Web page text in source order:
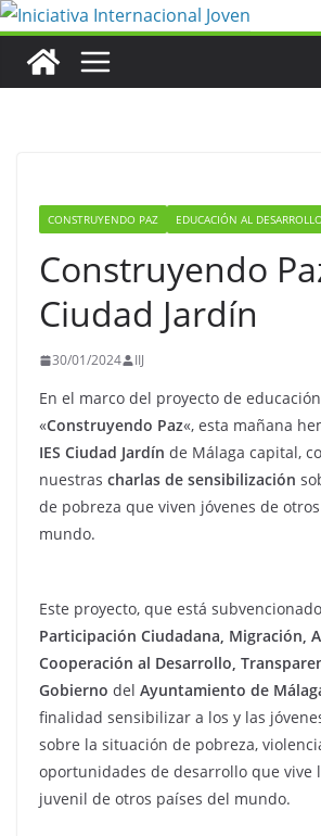
Saltar
contenido
CONSTRUYENDO PAZ EDUCACIÓN AL
Construyendo
Ciudad Jardín
30/01/2024 IIJ
En el marco del proyecto de
«Construyendo Paz«, esta mañana
IES Ciudad Jardín de Málaga capital,
nuestras charlas de sensibilización
de pobreza que viven jóvenes de
mundo.
Este proyecto, que está
Participación Ciudadana, Migración,
Cooperación al Desarrollo,
Gobierno del Ayuntamiento de
finalidad sensibilizar a los y las
sobre la situación de pobreza,
oportunidades de desarrollo que vive
juvenil de otros países del mundo.